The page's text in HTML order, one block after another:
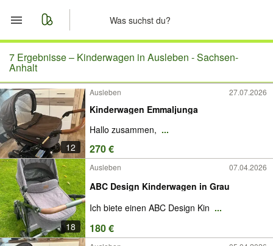
Start
Merkliste
Nachrichten
Anzeige aufgeben
7 Ergebnisse – Kinderwagen in Ausleben - Sachsen-
Anhalt
12
Ausleben 27.07.2026
Kinderwagen Emmaljunga
Hallo zusammen, ...
270 €
18
Ausleben 07.04.2026
ABC Design Kinderwagen in Grau
Ich biete einen ABC Design Kin ...
180 €